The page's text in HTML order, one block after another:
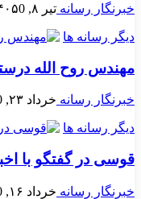
خبرنگار رسانه تیر ۸, ۱۴۰۵ 0
دیگر رسانه ها
مهندس روح الله
خبرنگار رسانه خرداد ۲۳, ۱۴۰۵
دیگر رسانه ها
قوسی در گفتگو با
خبرنگار رسانه خرداد ۱۶, ۱۴۰۵